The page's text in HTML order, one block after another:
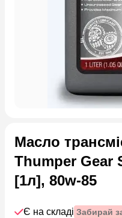
Масло
Thumper Gear
[1л], 80w-85
Є на складі Забирай